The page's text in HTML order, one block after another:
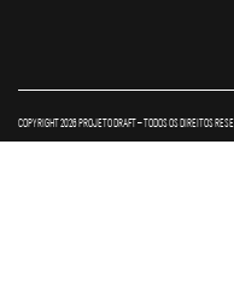
COPYRIGHT 2026 PROJETO DRAFT – TODOS OS DIREITOS